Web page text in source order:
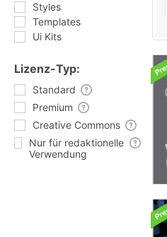
Styles
Templates
Ui Kits
Lizenz-Typ:
Standard
Premium
Creative Commons
Nur für redaktionelle
Verwendung